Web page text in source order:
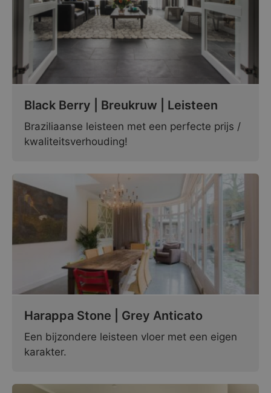
Black Berry | Breukruw | Leisteen
Braziliaanse leisteen met een perfecte prijs /
kwaliteitsverhouding!
Harappa Stone | Grey Anticato
Een bijzondere leisteen vloer met een eigen
karakter.